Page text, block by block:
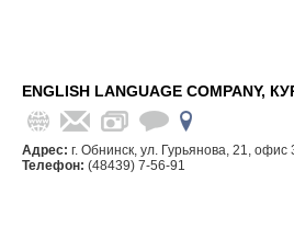
ENGLISH LANGUAGE
Адрес: г. Обнинск, ул. Гурьянова, 21, офис
Телефон: (48439) 7-56-91